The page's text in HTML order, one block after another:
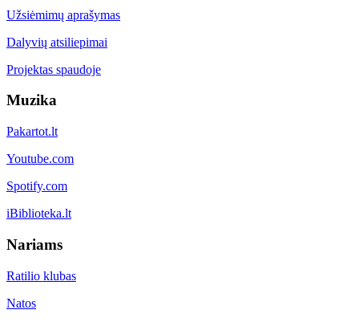
Užsiėmimų aprašymas
Dalyvių atsiliepimai
Projektas spaudoje
Muzika
Pakartot.lt
Youtube.com
Spotify.com
iBiblioteka.lt
Nariams
Ratilio klubas
Natos